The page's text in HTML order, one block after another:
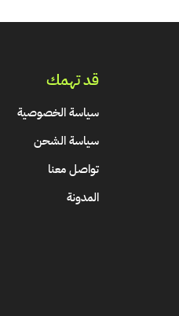
قد تهمك
سياسة الخصوصية
سياسة الشحن
تواصل معنا
المدونة